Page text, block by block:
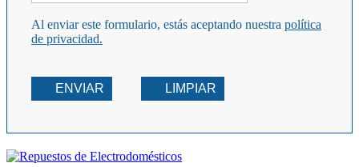
Al enviar este formulario, estás aceptando nuestra política
de privacidad.
ENVIAR LIMPIAR